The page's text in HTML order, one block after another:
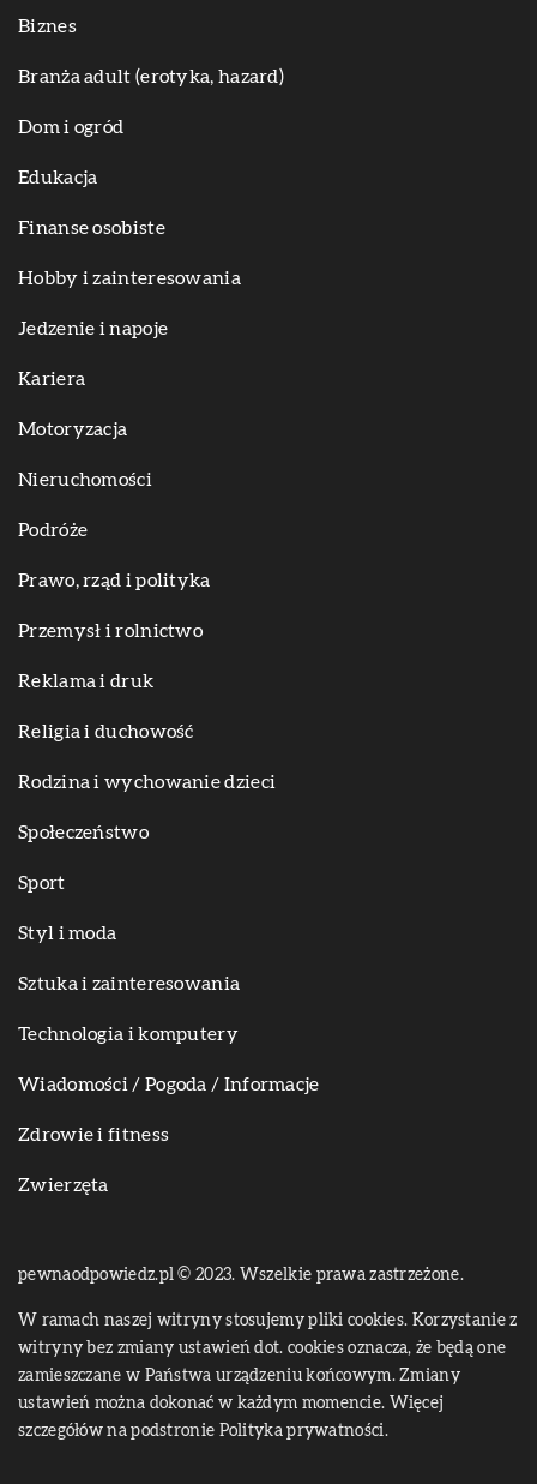
Biznes
Branża adult (erotyka, hazard)
Dom i ogród
Edukacja
Finanse osobiste
Hobby i zainteresowania
Jedzenie i napoje
Kariera
Motoryzacja
Nieruchomości
Podróże
Prawo, rząd i polityka
Przemysł i rolnictwo
Reklama i druk
Religia i duchowość
Rodzina i wychowanie dzieci
Społeczeństwo
Sport
Styl i moda
Sztuka i zainteresowania
Technologia i komputery
Wiadomości / Pogoda / Informacje
Zdrowie i fitness
Zwierzęta
pewnaodpowiedz.pl © 2023. Wszelkie prawa zastrzeżone.
W ramach naszej witryny stosujemy pliki cookies. Korzystanie z
witryny bez zmiany ustawień dot. cookies oznacza, że będą one
zamieszczane w Państwa urządzeniu końcowym. Zmiany
ustawień można dokonać w każdym momencie. Więcej
szczegółów na podstronie Polityka prywatności.